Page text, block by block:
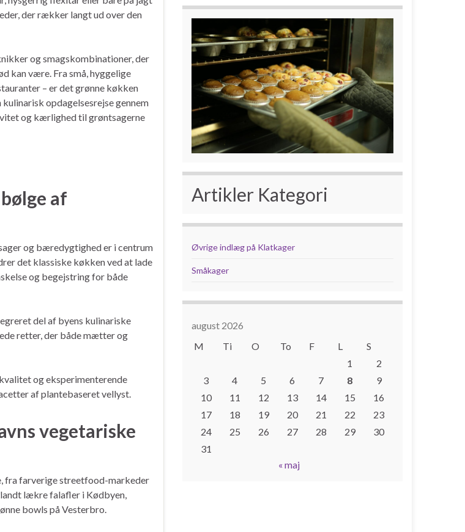
der rækker langt ud over den
og smagskombinationer, der
kan være. Fra små, hyggelige
– er det grønne køkken
opdagelsesrejse gennem
og kærlighed til grøntsagerne
af
og bæredygtighed er i centrum
det klassiske køkken ved at lade
og begejstring for både
del af byens kulinariske
retter, der både mætter og
og eksperimenterende
af plantebaseret vellyst.
vegetariske
fra farverige streetfood-markeder
lækre falafler i Kødbyen,
bowls på Vesterbro.
Artikler Kategori
Øvrige indlæg på Klatkager
Småkager
august 2026
M
Ti O To F L
S
1
2
3
4 5 6 7 8
9
10
11 12 13 14 15
16
17
18 19 20 21 22
23
24
25 26 27 28 29
30
31
« maj